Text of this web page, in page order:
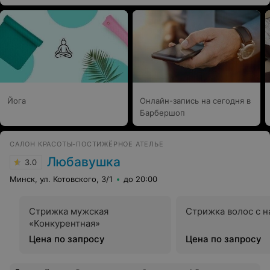
Йога
Онлайн-запись на сегодня в
Барбершоп
САЛОН КРАСОТЫ-ПОСТИЖЁРНОЕ АТЕЛЬЕ
3.0 Любавушка
Минск, ул. Котовского, 3/1 до 20:00
Стрижка мужская
«Конкурентная»
Цена по запросу
Стрижка
Цена по запросу